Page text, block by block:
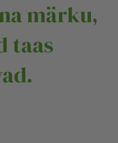
märku,
taas